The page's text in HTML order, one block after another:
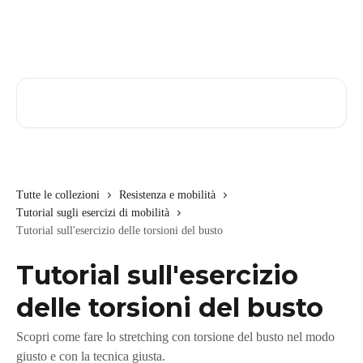
Tutte le collezioni
Resistenza e mobilità
Tutorial sugli esercizi di mobilità
Tutorial sull'esercizio delle torsioni del busto
Tutorial sull'esercizio
delle torsioni del busto
Scopri come fare lo stretching con torsione del busto nel modo
giusto e con la tecnica giusta.